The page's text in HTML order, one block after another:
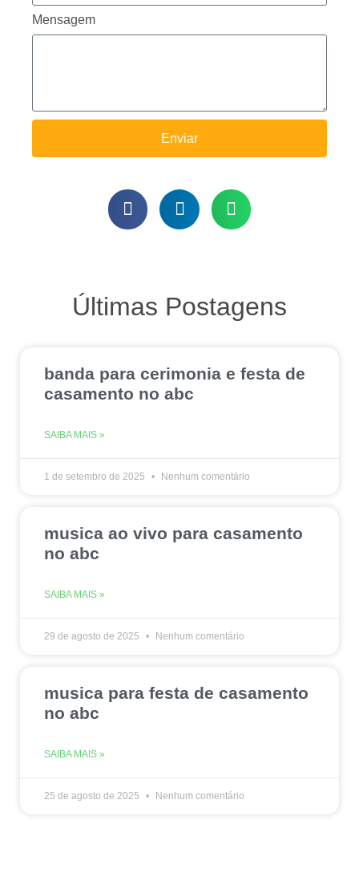
Mensagem
Enviar
Últimas Postagens
banda para cerimonia e festa de
casamento no abc
SAIBA MAIS »
1 de setembro de 2025 Nenhum comentário
musica ao vivo para casamento
no abc
SAIBA MAIS »
29 de agosto de 2025 Nenhum comentário
musica para festa de casamento
no abc
SAIBA MAIS »
25 de agosto de 2025 Nenhum comentário